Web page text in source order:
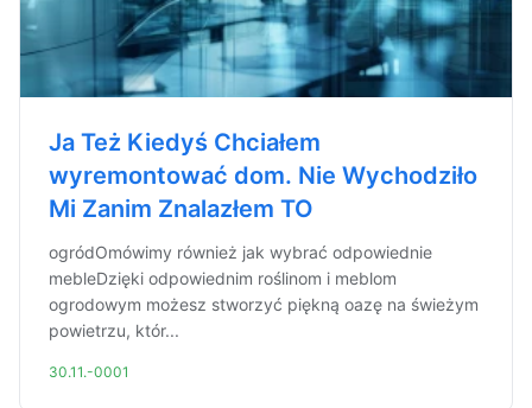
Ja Też Kiedyś Chciałem
wyremontować dom. Nie Wychodziło
Mi Zanim Znalazłem TO
ogródOmówimy również jak wybrać odpowiednie
mebleDzięki odpowiednim roślinom i meblom
ogrodowym możesz stworzyć piękną oazę na świeżym
powietrzu, któr...
30.11.-0001